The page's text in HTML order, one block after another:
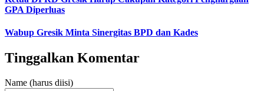
GPA Diperluas
Wabup Gresik Minta Sinergitas BPD dan Kades
Tinggalkan Komentar
Name (harus diisi)